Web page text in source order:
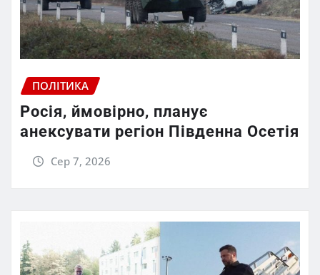
ПОЛІТИКА
Росія, ймовірно, планує
анексувати регіон Південна Осетія
Сер 7, 2026